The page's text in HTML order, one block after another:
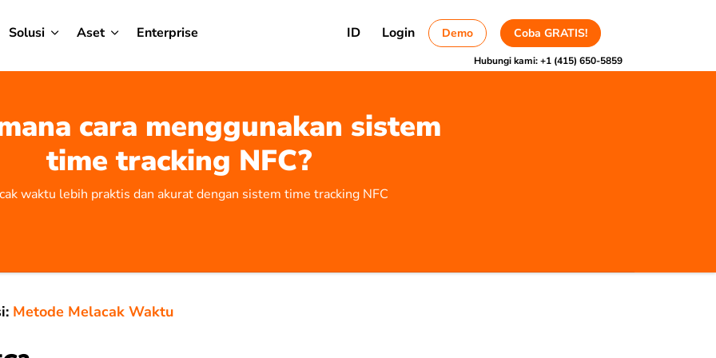
Solusi Aset Enterprise ID Login Demo Coba GRATIS!
Hubungi kami:+1 (415) 650-5859
cara menggunakan sistem
time tracking NFC?
waktu lebih praktis dan akurat dengan sistem time tracking NFC
Metode Melacak Waktu